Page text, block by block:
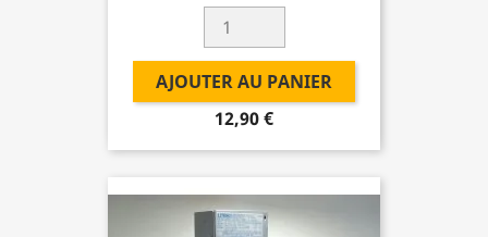
AJOUTER AU PANIER
12,90 €